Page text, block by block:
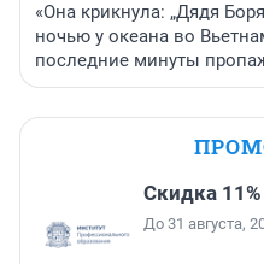
«Она крикнула: „Дядя
ночью у океана во
последние минуты
Скидка
До 31 августа,